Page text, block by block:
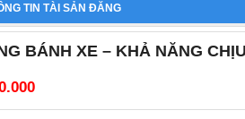
TIN TÀI SẢN ĐĂNG
BÁNH XE – KHẢ NĂNG